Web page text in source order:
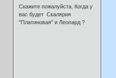
Скажите пожалуйста, Когда у
вас будет Скалярия
"Платиновая" и Леопард ?